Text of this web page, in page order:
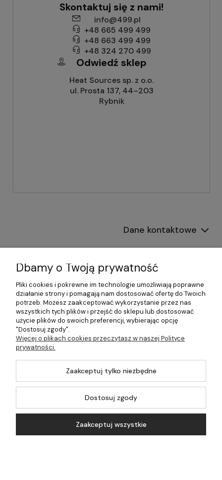
Skontaktuj się z nami!
info@499.pl
+48 665 499 499
+48 663 499 499
+48 324 270 499
Odwiedź sklep
Heat Sources sp. z o.o.
ul. Prosta 137, 44–203
Rybnik
Dane kontaktowe
Informacje
Płatności i dostawa
Pomoc
Moje konto
©2026 Wszelkie Prawa Zastrzeżone | 499.pl - najlepszy sklep z
Dbamy o Twoją prywatność
Pliki cookies i pokrewne im technologie umożliwiają poprawne
działanie strony i pomagają nam dostosować ofertę do Twoich
potrzeb. Możesz zaakceptować wykorzystanie przez nas
wszystkich tych plików i przejść do sklepu lub dostosować
użycie plików do swoich preferencji, wybierając opcję
"Dostosuj zgody".
Więcej o plikach cookies przeczytasz w naszej Polityce
prywatności.
Zaakceptuj tylko niezbędne
Dostosuj zgody
Zaakceptuj wszystkie